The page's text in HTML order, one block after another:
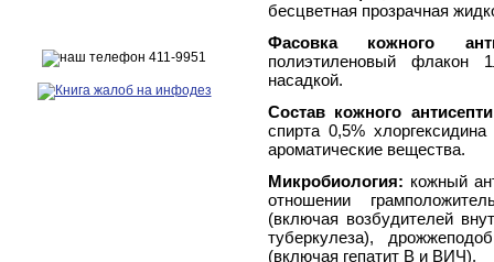
бесцветная прозрачная
Фасовка кожного
полиэтиленовый флакон
насадкой.
Состав кожного
спирта 0,5%
ароматические вещества.
Микробиология: кожный
отношении
(включая возбудителей
туберкулеза),
(включая гепатит B и ВИЧ).